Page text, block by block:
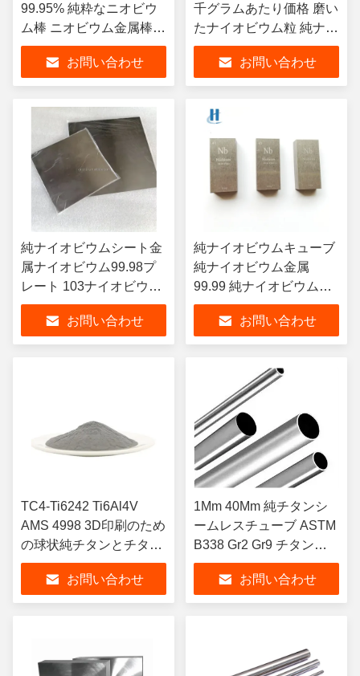
99.95% 純粋なニオビウ
ム棒 ニオビウム金属棒
8.6g/Cm3
お問い合わせ
千グラムあたり価格 磨い
たナイオビウム粒 純ナイ
オビウム粒粒
お問い合わせ
純ナイオビウムシート金
属ナイオビウム99.98プ
レート 103ナイオビウム
プレート
お問い合わせ
純ナイオビウムキューブ
純ナイオビウム金属
99.99 純ナイオビウムブ
ロックインゴット 工業用
お問い合わせ
TC4-Ti6242 Ti6Al4V
AMS 4998 3D印刷のため
の球状純チタンとチタン
合金粉末
お問い合わせ
1Mm 40Mm 純チタンシ
ームレスチューブ ASTM
B338 Gr2 Gr9 チタン排
気管
お問い合わせ